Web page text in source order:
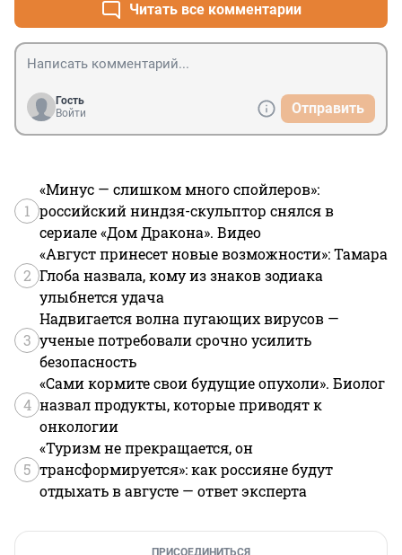
Читать все комментарии
Гость
Войти
Отправить
1
«Минус — слишком много спойлеров»:
российский ниндзя-скульптор снялся в
сериале «Дом Дракона». Видео
2
«Август принесет новые возможности»: Тамара
Глоба назвала, кому из знаков зодиака
улыбнется удача
3
Надвигается волна пугающих вирусов —
ученые потребовали срочно усилить
безопасность
4
«Сами кормите свои будущие опухоли». Биолог
назвал продукты, которые приводят к
онкологии
5
«Туризм не прекращается, он
трансформируется»: как россияне будут
отдыхать в августе — ответ эксперта